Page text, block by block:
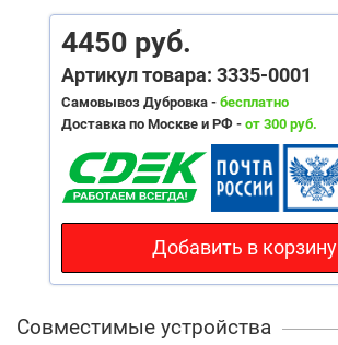
4450 руб.
Артикул товара: 3335-0001
Самовывоз Дубровка - бесплатно
Доставка по Москве и РФ - от 300 руб.
Добавить в корзину
Совместимые устройства